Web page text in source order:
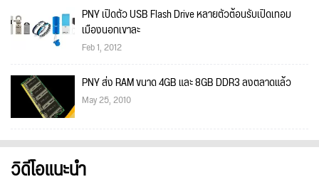
PNY เปิดตัว USB Flash Drive หลายตัวต้อนรับเปิดเทอม
เมืองนอกเขาละ
Feb 1, 2012
PNY ส่ง RAM ขนาด 4GB และ 8GB DDR3 ลงตลาดแล้ว
May 25, 2010
วิดีโอแนะนำ